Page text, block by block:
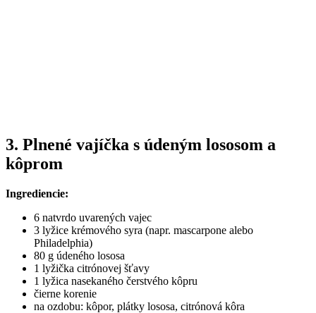
3. Plnené vajíčka s údeným lososom a
kôprom
Ingrediencie:
6 natvrdo uvarených vajec
3 lyžice krémového syra (napr. mascarpone alebo
Philadelphia)
80 g údeného lososa
1 lyžička citrónovej šťavy
1 lyžica nasekaného čerstvého kôpru
čierne korenie
na ozdobu: kôpor, plátky lososa, citrónová kôra